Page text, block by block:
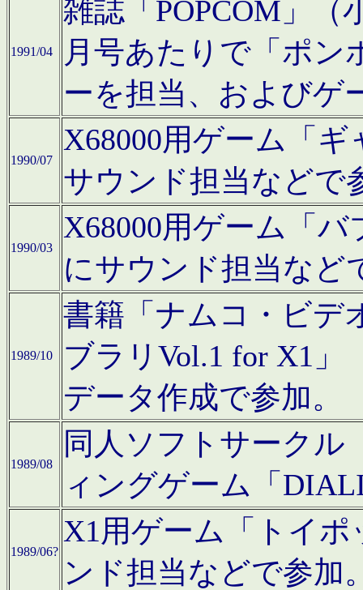
1991/04
雑誌「POPCOM」（
月号あたりで「ポン
ーを担当、およびゲ
1990/07
X68000用ゲーム「
サウンド担当などで
1990/03
X68000用ゲーム「
にサウンド担当など
1989/10
書籍「ナムコ・ビデ
ブラリVol.1 for X1」
データ作成で参加。
1989/08
同人ソフトサークル
ィングゲーム「
1989/06?
X1用ゲーム「トイ
ンド担当などで参加